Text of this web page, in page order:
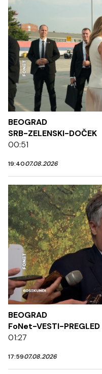
BEOGRAD
SRB-ZELENSKI-DOČEK
00:51
19:4007.08.2026
BEOGRAD
FoNet-VESTI-PREGLED
01:27
17:5907.08.2026